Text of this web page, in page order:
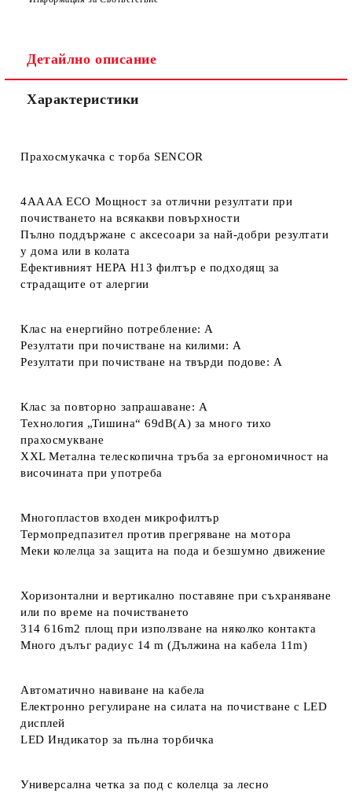
Детайлно описание
Характеристики
Прахосмукачка с торба SENCOR
4AAAA ECO Мощност за отлични резултати при
почистването на всякакви повърхности
Пълно поддържане с аксесоари за най-добри резултати
у дома или в колата
Ефективният HEPA H13 филтър е подходящ за
страдащите от алергии
Клас на енергийно потребление: A
Резултати при почистване на килими: A
Резултати при почистване на твърди подове: A
Клас за повторно запрашаване: A
Технология „Тишина“ 69dB(A) за много тихо
прахосмукване
XXL Метална телескопична тръба за ергономичност на
височината при употреба
Многопластов входен микрофилтър
Термопредпазител против прегряване на мотора
Меки колелца за защита на пода и безшумно движение
Хоризонтални и вертикално поставяне при съхраняване
или по време на почистването
314 616m2 площ при използване на няколко контакта
Много дълъг радиус 14 m (Дължина на кабела 11m)
Автоматично навиване на кабела
Електронно регулиране на силата на почистване с LED
дисплей
LED Индикатор за пълна торбичка
Универсална четка за под с колелца за лесно